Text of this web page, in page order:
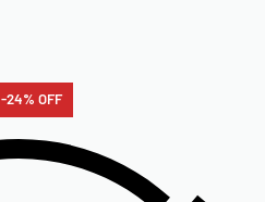
-24% OFF